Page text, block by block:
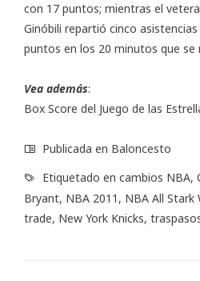
con 17 puntos; mientras el
Ginóbili repartió cinco
puntos en los 20 minutos que se
Vea además:
Box Score del Juego de las
Publicada en Baloncesto
Etiquetado en cambios NBA,
Bryant, NBA 2011 , NBA All Stark
trade, New York Knicks,